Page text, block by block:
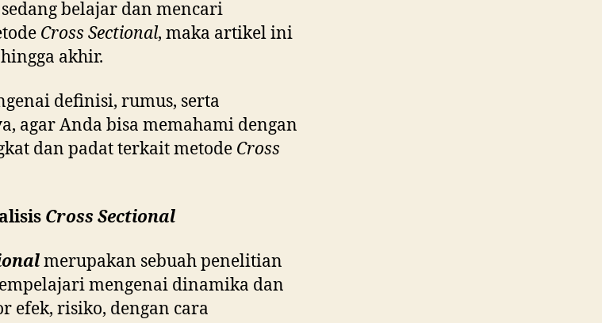
belajar dan mencari
Cross Sectional, maka artikel ini
akhir.
definisi, rumus, serta
agar Anda bisa memahami dengan
dan padat terkait metode Cross
Cross Sectional
merupakan sebuah penelitian
mengenai dinamika dan
efek, risiko, dengan cara